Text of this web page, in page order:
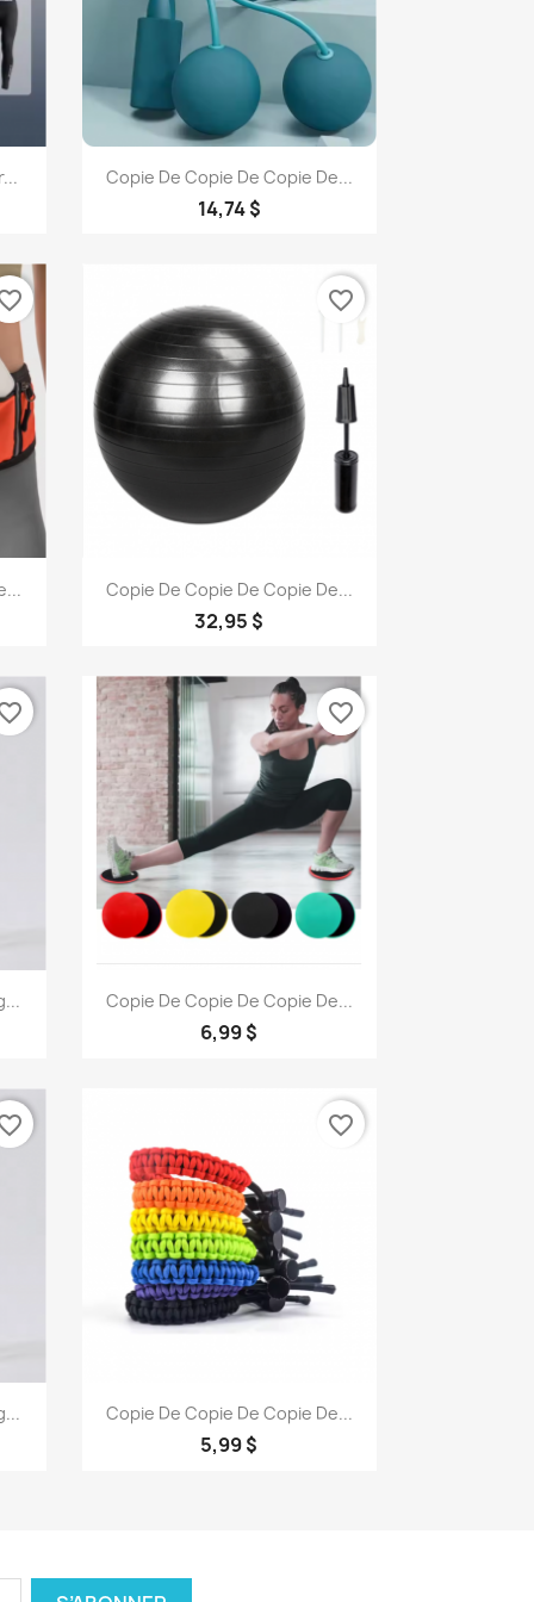
Aperçu rapide
Copie De Copie De Copie De...
14,74 $
Aperçu rapide
Copie De Copie De Copie De...
32,95 $
favorite_border
Aperçu rapide
Copie De Copie De Copie De...
6,99 $
favorite_border
Aperçu rapide
Copie De Copie De Copie De...
5,99 $
favorite_border